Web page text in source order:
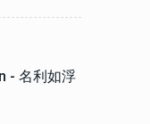
- 名利如浮